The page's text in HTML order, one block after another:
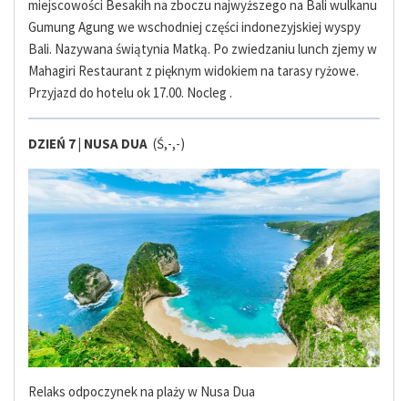
miejscowości Besakih na zboczu najwyższego na Bali wulkanu
Gumung Agung we wschodniej części indonezyjskiej wyspy
Bali. Nazywana świątynia Matką. Po zwiedzaniu lunch zjemy w
Mahagiri Restaurant z pięknym widokiem na tarasy ryżowe.
Przyjazd do hotelu ok 17.00. Nocleg .
DZIEŃ 7 | NUSA DUA (Ś,-,-)
Relaks odpoczynek na plaży w Nusa Dua